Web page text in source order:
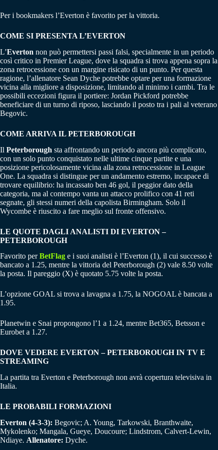
Per i bookmakers l’Everton è favorito per la vittoria.
COME SI PRESENTA L’EVERTON
L’Everton non può permettersi passi falsi, specialmente in un periodo
così critico in Premier League, dove la squadra si trova appena sopra la
zona retrocessione con un margine risicato di un punto. Per questa
ragione, l’allenatore Sean Dyche potrebbe optare per una formazione
vicina alla migliore a disposizione, limitando al minimo i cambi. Tra le
possibili eccezioni figura il portiere: Jordan Pickford potrebbe
beneficiare di un turno di riposo, lasciando il posto tra i pali al veterano
Begovic.
COME ARRIVA IL PETERBOROUGH
Il Peterborough sta affrontando un periodo ancora più complicato,
con un solo punto conquistato nelle ultime cinque partite e una
posizione pericolosamente vicina alla zona retrocessione in League
One. La squadra si distingue per un andamento estremo, incapace di
trovare equilibrio: ha incassato ben 46 gol, il peggior dato della
categoria, ma al contempo vanta un attacco prolifico con 41 reti
segnate, gli stessi numeri della capolista Birmingham. Solo il
Wycombe è riuscito a fare meglio sul fronte offensivo.
LE QUOTE DAGLI ANALISTI DI EVERTON –
PETERBOROUGH
Favorito perBetFlag e i suoi analisti è l’Everton (1), il cui successo è
bancato a 1.25, mentre la vittoria del Peterborough (2) vale 8.50 volte
la posta. Il pareggio (X) è quotato 5.75 volte la posta.
L’opzione GOAL si trova a lavagna a 1.75, la NOGOAL è bancata a
1.95.
Planetwin e Snai propongono l’1 a 1.24, mentre Bet365, Betsson e
Eurobet a 1.27.
DOVE VEDERE EVERTON – PETERBOROUGH IN TV E
STREAMING
La partita tra Everton e Peterborough non avrà copertura televisiva in
Italia.
LE PROBABILI FORMAZIONI
Everton (4-3-3): Begovic; A. Young, Tarkowski, Branthwaite,
Mykolenko; Mangala, Gueye, Doucoure; Lindstrom, Calvert-Lewin,
Ndiaye. Allenatore: Dyche.